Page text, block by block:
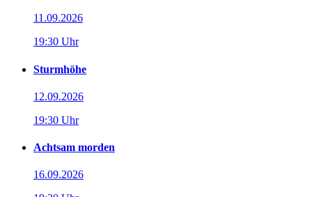
11.09.2026
19:30 Uhr
Sturmhöhe
12.09.2026
19:30 Uhr
Achtsam morden
16.09.2026